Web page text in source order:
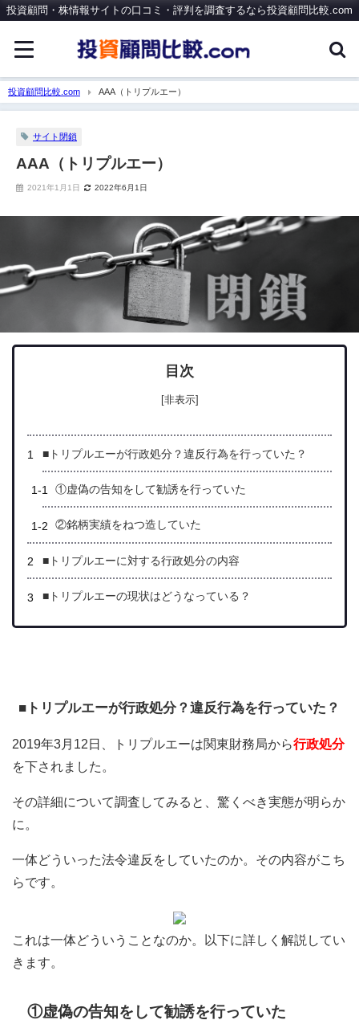
投資顧問・株情報サイトの口コミ・評判を調査するなら投資顧問比較.com
投資顧問比較.com AAA（トリプルエー）
サイト閉鎖
AAA（トリプルエー）
2021年1月1日 2022年6月1日
目次
[非表示]
■トリプルエーが行政処分？違反行為を行っていた？
①虚偽の告知をして勧誘を行っていた
②銘柄実績をねつ造していた
■トリプルエーに対する行政処分の内容
■トリプルエーの現状はどうなっている？
■トリプルエーが行政処分？違反行為を行っていた？
2019年3月12日、トリプルエーは関東財務局から行政処分
を下されました。
その詳細について調査してみると、驚くべき実態が明らか
に。
一体どういった法令違反をしていたのか。その内容がこち
らです。
これは一体どういうことなのか。以下に詳しく解説してい
きます。
①虚偽の告知をして勧誘を行っていた